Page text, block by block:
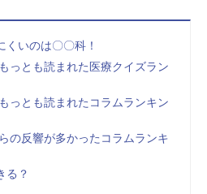
いのは〇〇科！
っとも読まれた医療クイズラン
っとも読まれたコラムランキン
の反響が多かったコラムランキ
る？